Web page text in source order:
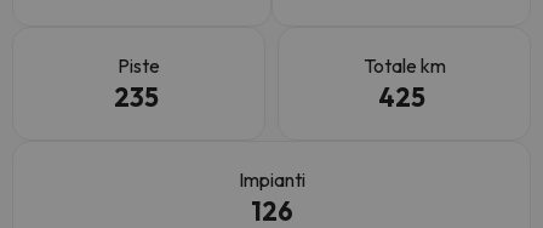
Piste
235
Totale km
425
Impianti
126